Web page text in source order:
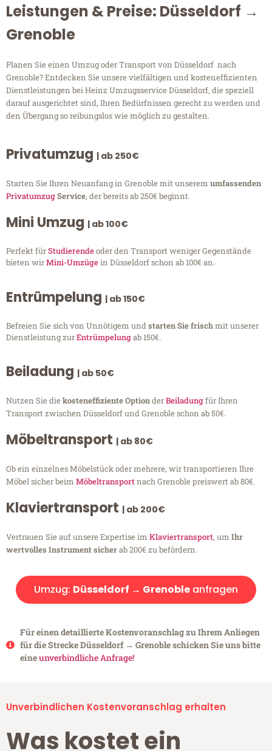
Leistungen & Preise: Düsseldorf →
Grenoble
Planen Sie einen Umzug oder Transport von Düsseldorf nach
Grenoble? Entdecken Sie unsere vielfältigen und kosteneffizienten
Dienstleistungen bei Heinz Umzugsservice Düsseldorf, die speziell
darauf ausgerichtet sind, Ihren Bedürfnissen gerecht zu werden und
den Übergang so reibungslos wie möglich zu gestalten.
Privatumzug | ab 250€
Starten Sie Ihren Neuanfang in Grenoble mit unserem umfassenden
PrivatumzugService, der bereits ab 250€ beginnt.
Mini Umzug | ab 100€
Perfekt fürStudierendeoder den Transport weniger Gegenstände
bieten wirMini-Umzügein Düsseldorf schon ab 100€ an.
Entrümpelung | ab 150€
Befreien Sie sich von Unnötigem undstarten Sie frischmit unserer
Dienstleistung zurEntrümpelungab 150€.
Beiladung | ab 50€
Nutzen Sie diekosteneffiziente OptionderBeiladungfür Ihren
Transport zwischen Düsseldorf und Grenoble schon ab 50€.
Möbeltransport | ab 80€
Ob ein einzelnes Möbelstück oder mehrere, wir transportieren Ihre
Möbel sicher beim Möbeltransportnach Grenoble preiswert ab 80€.
Klaviertransport | ab 200€
Vertrauen Sie auf unsere Expertise im Klaviertransport, um Ihr
wertvolles Instrument sicherab 200€ zu befördern.
Umzug: Düsseldorf → Grenoble anfragen
Für einen detaillierte Kostenvoranschlag zu Ihrem Anliegen
für die Strecke Düsseldorf → Grenoble schicken Sie uns bitte
eineunverbindliche Anfrage!
Unverbindlichen Kostenvoranschlag erhalten
Was kostet ein